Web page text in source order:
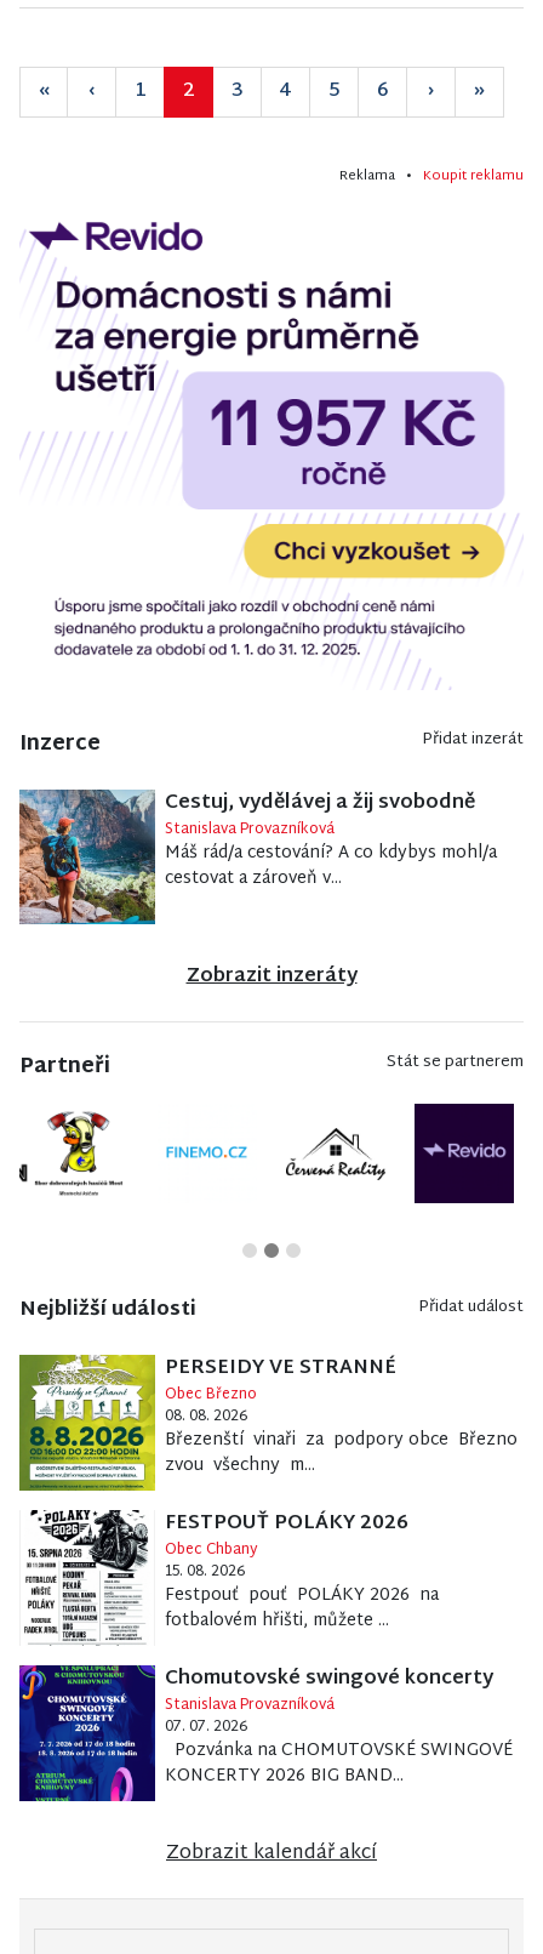
« ‹ 1 2 3 4 5 6 › »
Reklama • Koupit reklamu
Inzerce Přidat inzerát
Cestuj, vydělávej a žij svobodně
Stanislava Provazníková
Máš rád/a cestování? A co kdybys mohl/a
cestovat a zároveň v...
Zobrazit inzeráty
Partneři Stát se partnerem
Nejbližší události Přidat událost
PERSEIDY VE STRANNÉ
Obec Březno
08. 08. 2026
Březenští vinaři za podpory obce Březno
zvou všechny m...
FESTPOUŤ POLÁKY 2026
Obec Chbany
15. 08. 2026
Festpouť pouť POLÁKY 2026 na
fotbalovém hřišti, můžete ...
Chomutovské swingové koncerty
Stanislava Provazníková
07. 07. 2026
Pozvánka na CHOMUTOVSKÉ SWINGOVÉ
KONCERTY 2026 BIG BAND...
Zobrazit kalendář akcí